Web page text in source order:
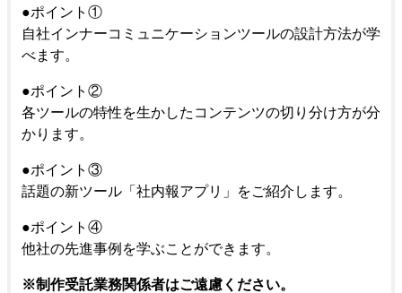
●ポイント①
自社インナーコミュニケーションツールの設計方法が学
べます。
●ポイント②
各ツールの特性を生かしたコンテンツの切り分け方が分
かります。
●ポイント③
話題の新ツール「社内報アプリ」をご紹介します。
●ポイント④
他社の先進事例を学ぶことができます。
※制作受託業務関係者はご遠慮ください。